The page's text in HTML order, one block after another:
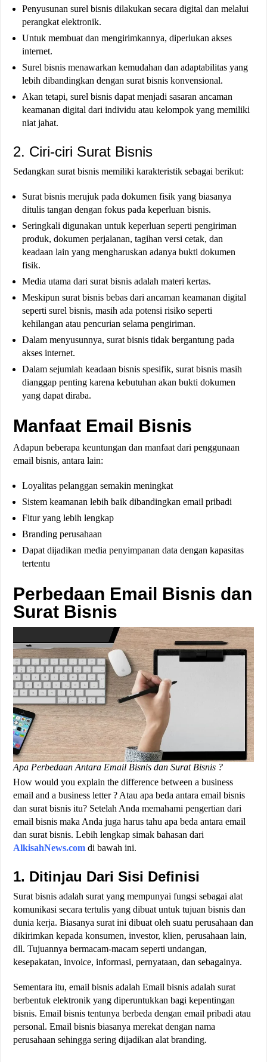
Penyusunan surel bisnis dilakukan secara digital dan melalui
perangkat elektronik.
Untuk membuat dan mengirimkannya, diperlukan akses
internet.
Surel bisnis menawarkan kemudahan dan adaptabilitas yang
lebih dibandingkan dengan surat bisnis konvensional.
Akan tetapi, surel bisnis dapat menjadi sasaran ancaman
keamanan digital dari individu atau kelompok yang memiliki
niat jahat.
2. Ciri-ciri Surat Bisnis
Sedangkan surat bisnis memiliki karakteristik sebagai berikut:
Surat bisnis merujuk pada dokumen fisik yang biasanya
ditulis tangan dengan fokus pada keperluan bisnis.
Seringkali digunakan untuk keperluan seperti pengiriman
produk, dokumen perjalanan, tagihan versi cetak, dan
keadaan lain yang mengharuskan adanya bukti dokumen
fisik.
Media utama dari surat bisnis adalah materi kertas.
Meskipun surat bisnis bebas dari ancaman keamanan digital
seperti surel bisnis, masih ada potensi risiko seperti
kehilangan atau pencurian selama pengiriman.
Dalam menyusunnya, surat bisnis tidak bergantung pada
akses internet.
Dalam sejumlah keadaan bisnis spesifik, surat bisnis masih
dianggap penting karena kebutuhan akan bukti dokumen
yang dapat diraba.
Manfaat Email Bisnis
Adapun beberapa keuntungan dan manfaat dari penggunaan
email bisnis, antara lain:
Loyalitas pelanggan semakin meningkat
Sistem keamanan lebih baik dibandingkan email pribadi
Fitur yang lebih lengkap
Branding perusahaan
Dapat dijadikan media penyimpanan data dengan kapasitas
tertentu
Perbedaan Email Bisnis dan
Surat Bisnis
Apa Perbedaan Antara Email Bisnis dan Surat Bisnis ?
How would you explain the difference between a business
email and a business letter ? Atau apa beda antara email bisnis
dan surat bisnis itu? Setelah Anda memahami pengertian dari
email bisnis maka Anda juga harus tahu apa beda antara email
dan surat bisnis. Lebih lengkap simak bahasan dari
AlkisahNews.com di bawah ini.
1. Ditinjau Dari Sisi Definisi
Surat bisnis adalah surat yang mempunyai fungsi sebagai alat
komunikasi secara tertulis yang dibuat untuk tujuan bisnis dan
dunia kerja. Biasanya surat ini dibuat oleh suatu perusahaan dan
dikirimkan kepada konsumen, investor, klien, perusahaan lain,
dll. Tujuannya bermacam-macam seperti undangan,
kesepakatan, invoice, informasi, pernyataan, dan sebagainya.
Sementara itu, email bisnis adalah Email bisnis adalah surat
berbentuk elektronik yang diperuntukkan bagi kepentingan
bisnis. Email bisnis tentunya berbeda dengan email pribadi atau
personal. Email bisnis biasanya merekat dengan nama
perusahaan sehingga sering dijadikan alat branding.